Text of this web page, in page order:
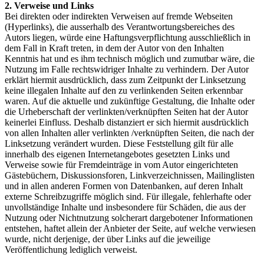
2. Verweise und Links
Bei direkten oder indirekten Verweisen auf fremde Webseiten
(Hyperlinks), die ausserhalb des Verantwortungsbereiches des
Autors liegen, würde eine Haftungsverpflichtung ausschließlich in
dem Fall in Kraft treten, in dem der Autor von den Inhalten
Kenntnis hat und es ihm technisch möglich und zumutbar wäre, die
Nutzung im Falle rechtswidriger Inhalte zu verhindern. Der Autor
erklärt hiermit ausdrücklich, dass zum Zeitpunkt der Linksetzung
keine illegalen Inhalte auf den zu verlinkenden Seiten erkennbar
waren. Auf die aktuelle und zukünftige Gestaltung, die Inhalte oder
die Urheberschaft der verlinkten/verknüpften Seiten hat der Autor
keinerlei Einfluss. Deshalb distanziert er sich hiermit ausdrücklich
von allen Inhalten aller verlinkten /verknüpften Seiten, die nach der
Linksetzung verändert wurden. Diese Feststellung gilt für alle
innerhalb des eigenen Internetangebotes gesetzten Links und
Verweise sowie für Fremdeinträge in vom Autor eingerichteten
Gästebüchern, Diskussionsforen, Linkverzeichnissen, Mailinglisten
und in allen anderen Formen von Datenbanken, auf deren Inhalt
externe Schreibzugriffe möglich sind. Für illegale, fehlerhafte oder
unvollständige Inhalte und insbesondere für Schäden, die aus der
Nutzung oder Nichtnutzung solcherart dargebotener Informationen
entstehen, haftet allein der Anbieter der Seite, auf welche verwiesen
wurde, nicht derjenige, der über Links auf die jeweilige
Veröffentlichung lediglich verweist.